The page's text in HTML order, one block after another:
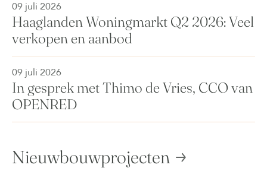
09 juli 2026
Haaglanden Woningmarkt Q2 2026: Veel
verkopen en aanbod
09 juli 2026
In gesprek met Thimo de Vries, CCO van
OPENRED
Nieuwbouwprojecten